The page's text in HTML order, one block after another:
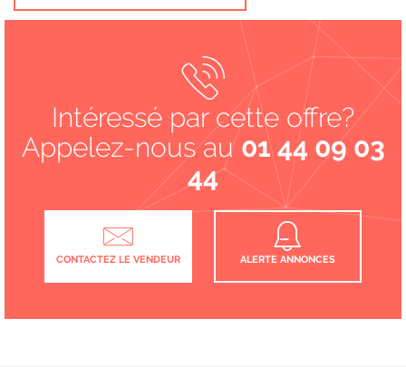
Intéressé par cette offre?
Appelez-nous au01 44 09 03
44
CONTACTEZ LE VENDEUR ALERTE ANNONCES